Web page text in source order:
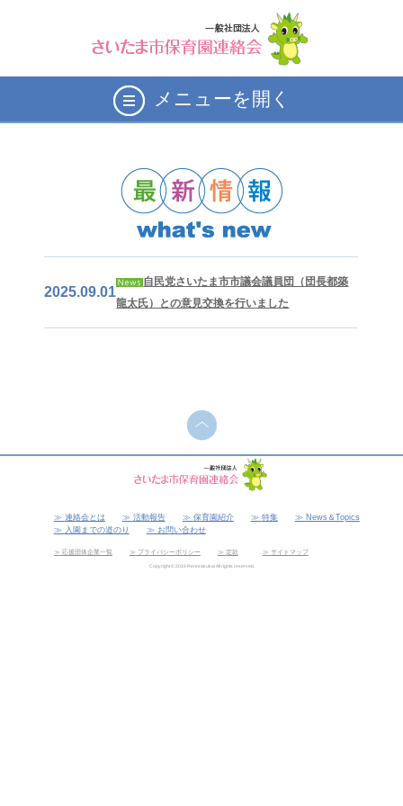
メニューを開く
2025.09.01
自民党さいたま市市議会議員団（団長都築
龍太氏）との意見交換を行いました
連絡会とは 活動報告 保育園紹介 特集
News＆Topics
入園までの道のり
お問い合わせ
応援団体企業一覧 プライバシーポリシー 定款 サイトマップ
Copyright © 2019 Rennrakukai All rights reserved.